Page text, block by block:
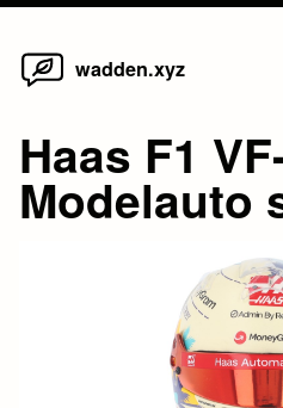
Skip
wadden.xyz
Haas F1
Modelauto